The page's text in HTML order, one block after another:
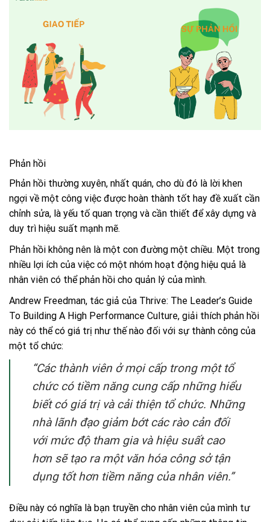
Phản hồi
Phản hồi thường xuyên, nhất quán, cho dù đó là lời khen
ngợi về một công việc được hoàn thành tốt hay đề xuất cần
chỉnh sửa, là yếu tố quan trọng và cần thiết để xây dựng và
duy trì hiệu suất mạnh mẽ.
Phản hồi không nên là một con đường một chiều. Một trong
nhiều lợi ích của việc có một nhóm hoạt động hiệu quả là
nhân viên có thể phản hồi cho quản lý của mình.
Andrew Freedman, tác giả của Thrive: The Leader’s Guide
To Building A High Performance Culture, giải thích phản hồi
này có thể có giá trị như thế nào đối với sự thành công của
một tổ chức:
“Các thành viên ở mọi cấp trong một tổ
chức có tiềm năng cung cấp những hiểu
biết có giá trị và cải thiện tổ chức. Những
nhà lãnh đạo giảm bớt các rào cản đối
với mức độ tham gia và hiệu suất cao
hơn sẽ tạo ra một văn hóa công sở tận
dụng tốt hơn tiềm năng của nhân viên.”
Điều này có nghĩa là bạn truyền cho nhân viên của mình tư